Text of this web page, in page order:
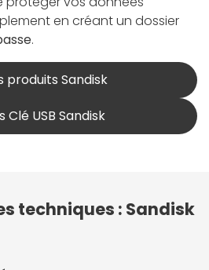
en créant un dossier
.
produits Sandisk
Clé USB Sandisk
techniques : Sandisk